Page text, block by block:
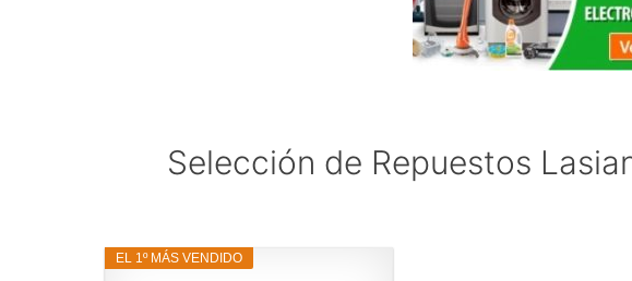
Selección de Repuestos
EL 1º MÁS VENDIDO